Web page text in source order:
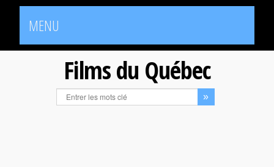
MENU
Films du Québec